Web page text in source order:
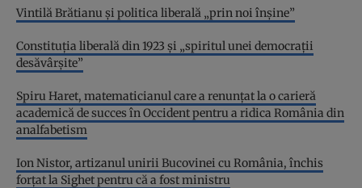
Vintilă Brătianu și politica liberală „prin noi înșine”
Constituția liberală din 1923 și „spiritul unei democrații
desăvârșite”
Spiru Haret, matematicianul care a renunțat la o carieră
academică de succes în Occident pentru a ridica România din
analfabetism
Ion Nistor, artizanul unirii Bucovinei cu România, închis
forțat la Sighet pentru că a fost ministru